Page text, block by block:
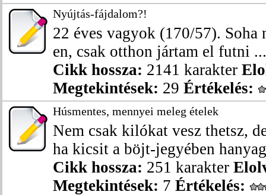
Nyújtás-fájdalom?!
22 éves vagyok (170/57). Soha
en, csak otthon jártam el futni ...
Cikk hossza: 2141 karakter
Megtekintések: 29 Értékelés:
Húsmentes, mennyei meleg ételek
Nem csak kilókat vesz thetsz,
ha kicsit a böjt-jegyében
Cikk hossza: 251 karakter
Megtekintések: 7 Értékelés: